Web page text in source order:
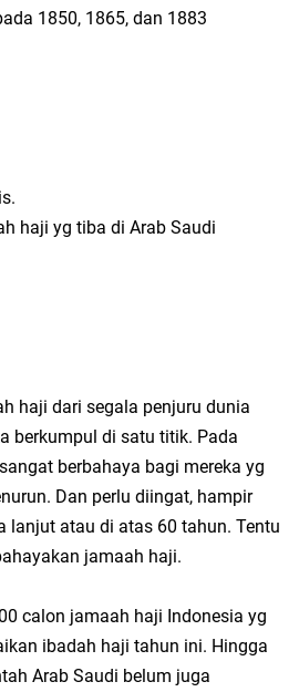
1850, 1865, dan 1883
haji yg tiba di Arab Saudi
haji dari segala penjuru dunia
berkumpul di satu titik. Pada
berbahaya bagi mereka yg
Dan perlu diingat, hampir
lanjut atau di atas 60 tahun. Tentu
jamaah haji.
calon jamaah haji Indonesia yg
ibadah haji tahun ini. Hingga
Arab Saudi belum juga